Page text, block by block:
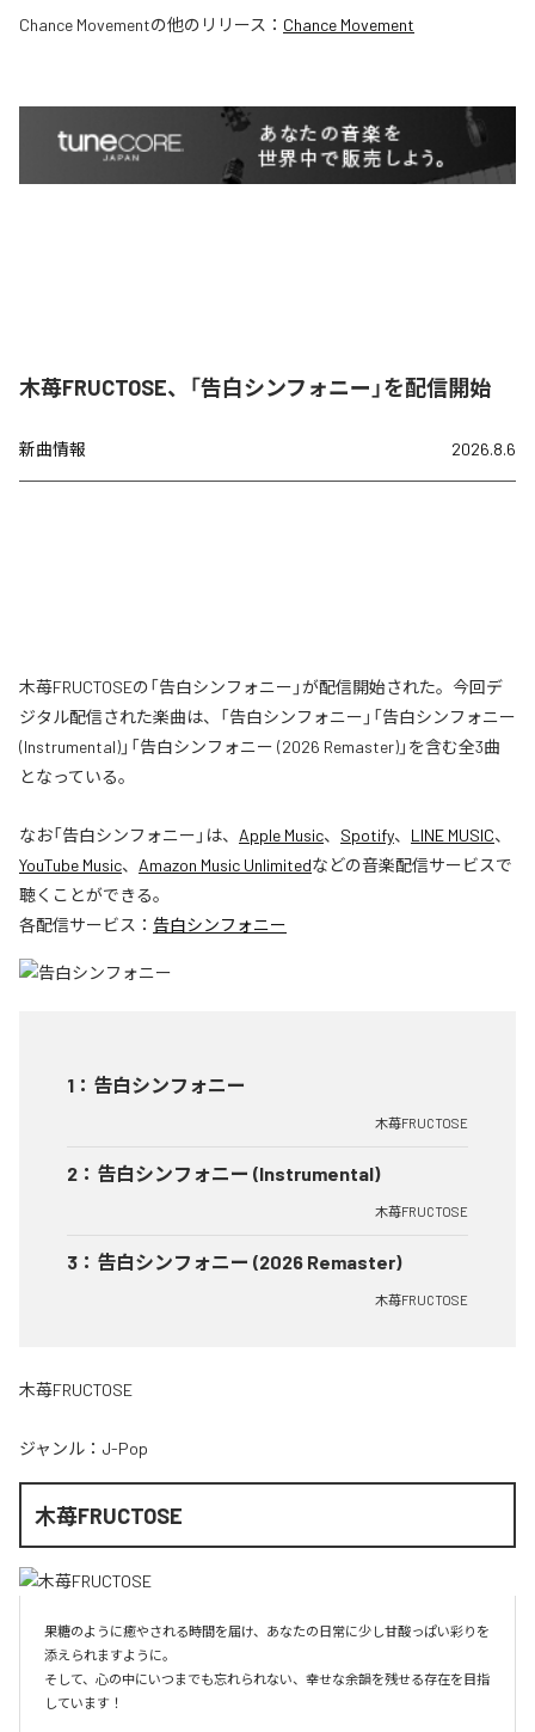
Chance Movementの他のリリース： Chance Movement
木苺FRUCTOSE、「告白シンフォニー」を配信開始
新曲情報 2026.8.6
木苺FRUCTOSEの「告白シンフォニー」が配信開始された。今回デ
ジタル配信された楽曲は、「告白シンフォニー」「告白シンフォニー
(Instrumental)」「告白シンフォニー (2026 Remaster)」を含む全3曲
となっている。
なお「告白シンフォニー 」は、 Apple Music、 Spotify、 LINE MUSIC、
YouTube Music、 Amazon Music Unlimitedなどの音楽配信サービスで
聴くことができる。
各配信サービス： 告白シンフォニー
1 ： 告白シンフォニー
木苺FRUCTOSE
2 ： 告白シンフォニー (Instrumental)
木苺FRUCTOSE
3 ： 告白シンフォニー (2026 Remaster)
木苺FRUCTOSE
木苺FRUCTOSE
ジャンル： J-Pop
木苺FRUCTOSE
果糖のように癒やされる時間を届け、あなたの日常に少し甘酸っぱい彩りを
添えられますように。
そして、心の中にいつまでも忘れられない、幸せな余韻を残せる存在を目指
しています！